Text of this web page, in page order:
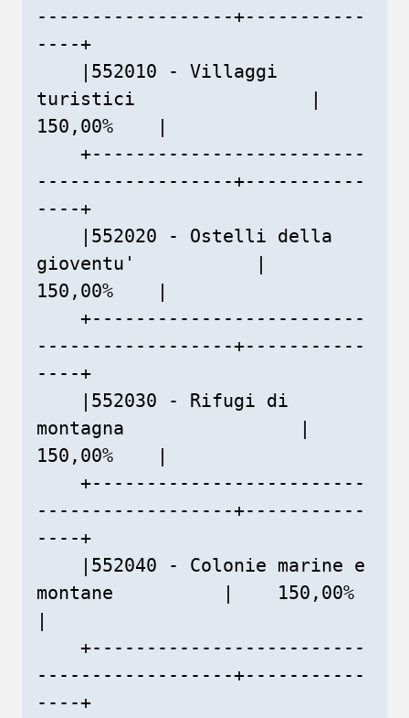
------------------+-----------
----+
turistici                |
150,00%    |
------------------+-----------
----+
gioventu'           |
150,00%    |
------------------+-----------
----+
montagna                |
150,00%    |
------------------+-----------
----+
montane          |    150,00%
|
------------------+-----------
----+